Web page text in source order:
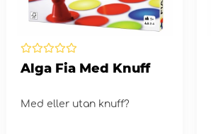
Alga Fia Med Knuff
Med eller utan knuff?